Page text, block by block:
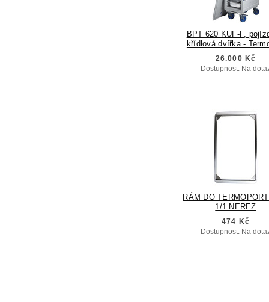
BPT 620 KUF-F,
křídlová dvířka -
26.000 Kč
Dostupnost: Na
RÁM DO
1/1 NEREZ
474 Kč
Dostupnost: Na